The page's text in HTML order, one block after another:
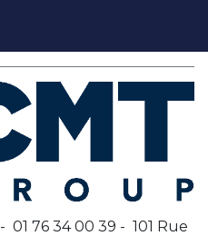
- 01 76 34 00 39 - 101 Rue